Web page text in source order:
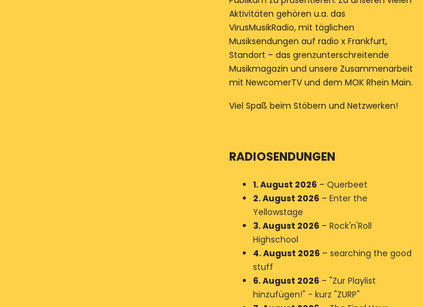
Aktivitäten gehören u.a. das
VirusMusikRadio, mit täglichen
Musiksendungen auf radio x Frankfurt,
Standort – das grenzunterschreitende
Musikmagazin und unsere Zusammenarbeit
mit NewcomerTV und dem MOK Rhein Main.
Viel Spaß beim Stöbern und Netzwerken!
RADIOSENDUNGEN
1. August 2026– Querbeet
2. August 2026– Enter the
Yellowstage
3. August 2026– Rock'n'Roll
Highschool
4. August 2026– searching the good
stuff
6. August 2026– "Zur Playlist
hinzufügen!" - kurz "ZURP"